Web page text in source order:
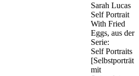
Sarah Lucas
Self Portrait
With Fried
Eggs, aus der
Serie:
Self Portraits
[Selbstporträt
mit